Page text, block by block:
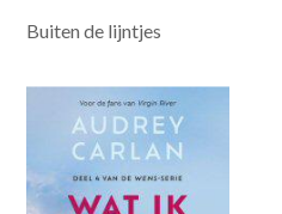
Buiten de lijntjes